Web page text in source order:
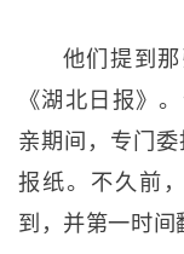
他们提到
《湖北日报》
亲期间，专门
报纸。不久前
到，并第一时间